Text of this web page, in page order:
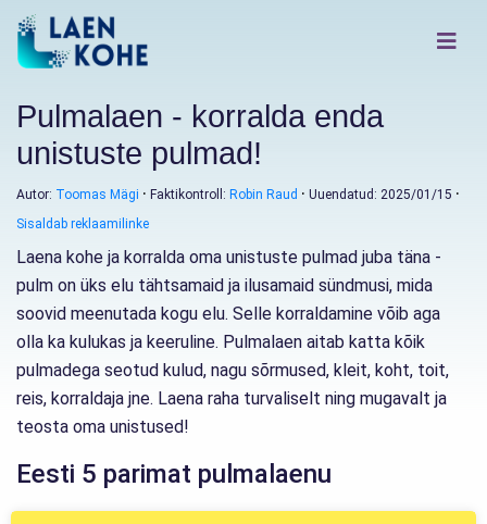
Pulmalaen - korralda enda
unistuste pulmad!
Autor: Toomas Mägi Faktikontroll: Robin Raud
Uuendatud: 2025/01/15
Sisaldab reklaamilinke
Laena kohe ja korralda oma unistuste pulmad juba täna -
pulm on üks elu tähtsamaid ja ilusamaid sündmusi, mida
soovid meenutada kogu elu. Selle korraldamine võib aga
olla ka kulukas ja keeruline. Pulmalaen aitab katta kõik
pulmadega seotud kulud, nagu sõrmused, kleit, koht, toit,
reis, korraldaja jne. Laena raha turvaliselt ning mugavalt ja
teosta oma unistused!
Eesti 5 parimat pulmalaenu